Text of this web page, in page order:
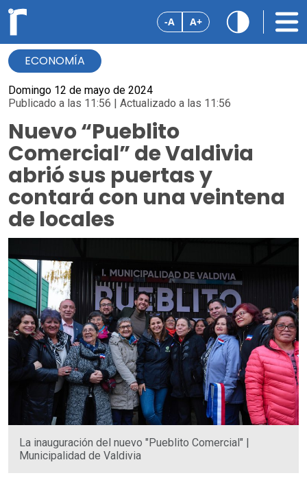
-A A+
ECONOMÍA
Domingo 12 de mayo de 2024
Publicado a las 11:56 | Actualizado a las 11:56
Nuevo “Pueblito
Comercial” de Valdivia
abrió sus puertas y
contará con una veintena
de locales
La inauguración del nuevo "Pueblito Comercial" |
Municipalidad de Valdivia